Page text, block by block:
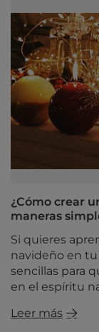
¿Cómo crear
maneras
Si quieres
navideño en tu
sencillas para
en el espíritu
Leer más